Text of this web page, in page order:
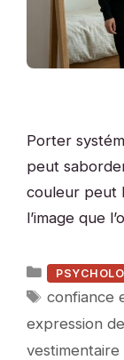
Porter
peut
couleur peut
l’image que
Catégories
Étiquettes
confiance
expression
vestimentaire